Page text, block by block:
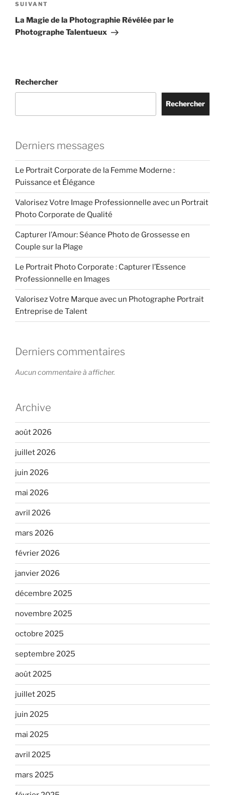
Article
suivant
SUIVANT
La Magie de la Photographie Révélée par le
Photographe Talentueux
Rechercher
Rechercher
Derniers messages
Le Portrait Corporate de la Femme Moderne :
Puissance et Élégance
Valorisez Votre Image Professionnelle avec un Portrait
Photo Corporate de Qualité
Capturer l’Amour: Séance Photo de Grossesse en
Couple sur la Plage
Le Portrait Photo Corporate : Capturer l’Essence
Professionnelle en Images
Valorisez Votre Marque avec un Photographe Portrait
Entreprise de Talent
Derniers commentaires
Aucun commentaire à afficher.
Archive
août 2026
juillet 2026
juin 2026
mai 2026
avril 2026
mars 2026
février 2026
janvier 2026
décembre 2025
novembre 2025
octobre 2025
septembre 2025
août 2025
juillet 2025
juin 2025
mai 2025
avril 2025
mars 2025